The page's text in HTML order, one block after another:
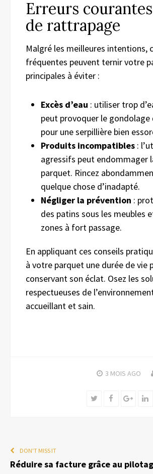
Erreurs
de rattrapage
Malgré les meilleures intentions,
fréquentes peuvent ternir votre
principales à éviter :
Excès d’eau : utiliser trop
peut provoquer le
pour une serpillière bien
Produits incompatibles :
agressifs peut endommager
parquet. Rincez
quelque chose d’inadapté.
Négliger la prévention :
des patins sous les meubles
zones à fort passage.
En appliquant ces conseils
à votre parquet une durée de vie
conservant son éclat. Osez les
respectueuses de
accueillant et sain.
3 MOIS AGO
TwitterFacebook
DON'T MISS IT
Réduire sa facture grâce au